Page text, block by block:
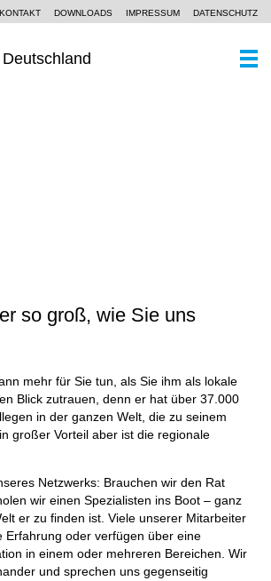
KONTAKT DOWNLOADS IMPRESSUM DATENSCHUTZ
Deutschland
so groß, wie Sie uns
mehr für Sie tun, als Sie ihm als lokale
Blick zutrauen, denn er hat über 37.000
in der ganzen Welt, die zu seinem
großer Vorteil aber ist die regionale
Netzwerks: Brauchen wir den Rat
wir einen Spezialisten ins Boot – ganz
er zu finden ist. Viele unserer Mitarbeiter
Erfahrung oder verfügen über eine
in einem oder mehreren Bereichen. Wir
und sprechen uns gegenseitig